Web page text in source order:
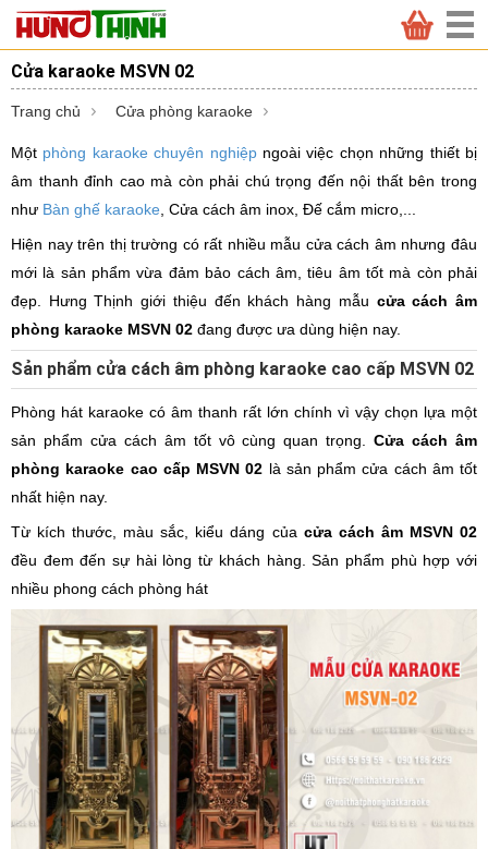
Cửa karaoke MSVN 02
Trang chủ Cửa phòng karaoke
Một phòng karaoke chuyên nghiệpngoài việc chọn những thiết bị
âm thanh đỉnh cao mà còn phải chú trọng đến nội thất bên trong
như Bàn ghế karaoke , Cửa cách âm inox, Đế cắm micro,...
Hiện nay trên thị trường có rất nhiều mẫu cửa cách âm nhưng đâu
mới là sản phẩm vừa đảm bảo cách âm, tiêu âm tốt mà còn phải
đẹp. Hưng Thịnh giới thiệu đến khách hàng mẫu cửa cách âm
phòng karaoke MSVN 02 đang được ưa dùng hiện nay.
Sản phẩm cửa cách âm phòng karaoke cao cấp MSVN 02
Phòng hát karaoke có âm thanh rất lớn chính vì vậy chọn lựa một
sản phẩm cửa cách âm tốt vô cùng quan trọng.Cửa cách âm
phòng karaoke cao cấp MSVN 02 là sản phẩm cửa cách âm tốt
nhất hiện nay.
Từ kích thước, màu sắc, kiểu dáng của cửa cách âm MSVN 02
đều đem đến sự hài lòng từ khách hàng. Sản phẩm phù hợp với
nhiều phong cách phòng hát